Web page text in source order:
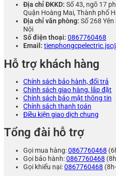
Địa chỉ ĐKKD: Số 43, ngõ 17
Quận Hoàng Mai, Thành phố
Địa chỉ văn phòng: Số 268 Yên
Nội
Số điện thoại: 0867760468
Email:
Hỗ trợ khách hàng
Chính sách bảo hành, đổi trả
Chính sách giao hàng, lắp đặt
Chính sách bảo mật thông tin
Chính sách thanh toán
Điều kiện giao dịch chung
Tổng đài hỗ trợ
Gọi mua hàng:0867760468
Gọi bảo hành:0867760468
Gọi khiếu nại:0867760468